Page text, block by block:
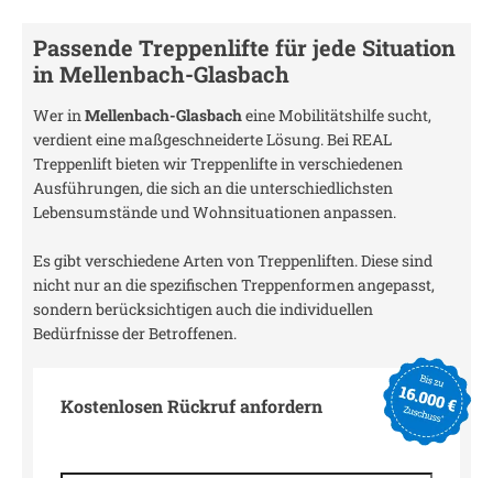
Passende Treppenlifte für jede Situation
inMellenbach-Glasbach
Wer inMellenbach-Glasbacheine Mobilitätshilfe sucht,
verdient eine maßgeschneiderte Lösung. Bei REAL
Treppenlift bieten wir Treppenlifte in verschiedenen
Ausführungen, die sich an die unterschiedlichsten
Lebensumstände und Wohnsituationen anpassen.
Es gibt verschiedene Arten von Treppenliften. Diese sind
nicht nur an die spezifischen Treppenformen angepasst,
sondern berücksichtigen auch die individuellen
Bedürfnisse der Betroffenen.
Kostenlosen Rückruf anfordern